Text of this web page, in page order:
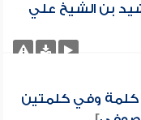
بن الشيخ علي
كلمة وفي كلمتين